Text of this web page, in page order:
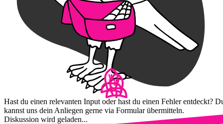
Hast du einen relevanten Input oder hast du einen Fehler entdeckt?
kannst uns dein Anliegen gerne via Formular übermitteln.
Diskussion wird geladen...